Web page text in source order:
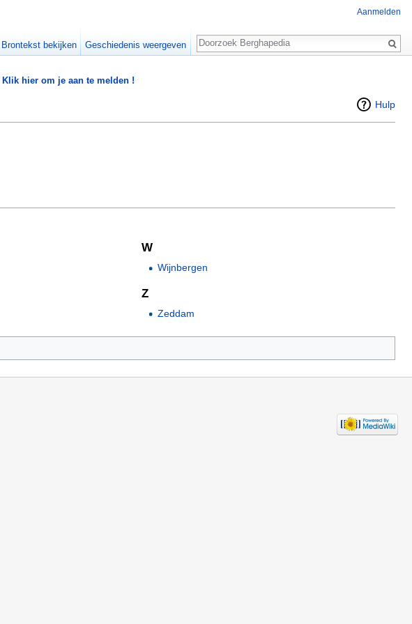
Klik hier om je aan te melden !
Hulp
W
Wijnbergen
Z
Zeddam
Aanmelden
Brontekst bekijken Geschiedenis weergeven
Zoeken